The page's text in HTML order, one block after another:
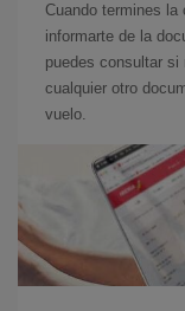
Cuando termines la
informarte de la
puedes consultar si
cualquier otro
vuelo.